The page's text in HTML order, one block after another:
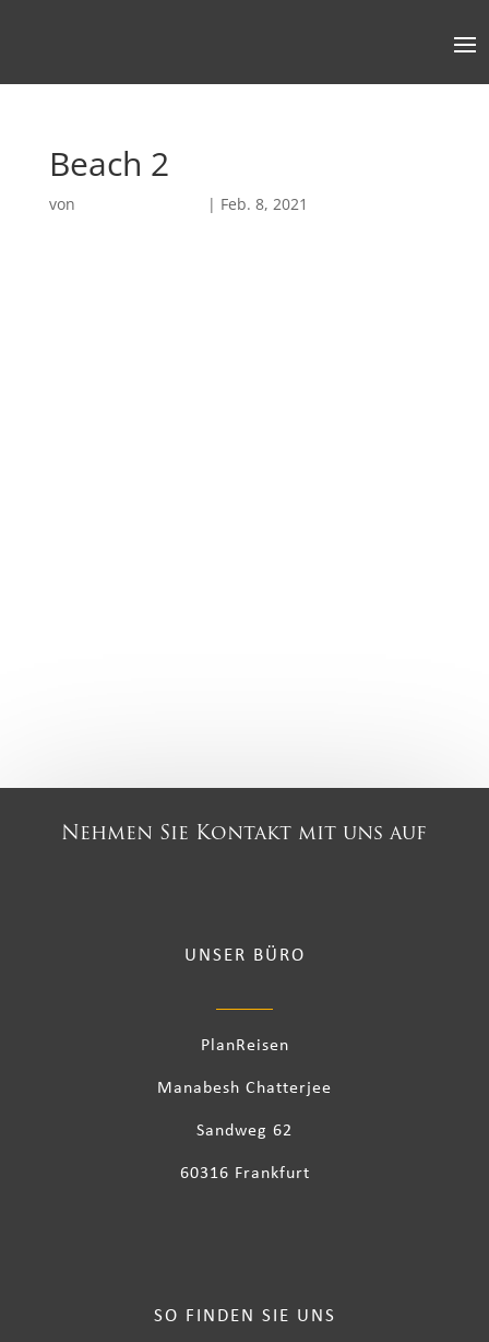
Beach 2
von | Feb. 8, 2021
Nehmen Sie Kontakt mit uns auf
UNSER BÜRO
PlanReisen
Manabesh Chatterjee
Sandweg 62
60316 Frankfurt
SO FINDEN SIE UNS